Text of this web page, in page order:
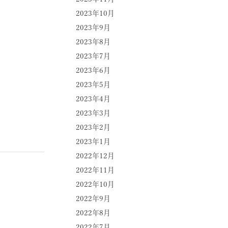
2023年10月
2023年9月
2023年8月
2023年7月
2023年6月
2023年5月
2023年4月
2023年3月
2023年2月
2023年1月
2022年12月
2022年11月
2022年10月
2022年9月
2022年8月